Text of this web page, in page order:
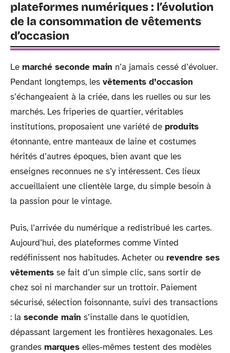
plateformes numériques : l’évolution
de la consommation de vêtements
d’occasion
Le marché seconde main n’a jamais cessé d’évoluer.
Pendant longtemps, les vêtements d’occasion
s’échangeaient à la criée, dans les ruelles ou sur les
marchés. Les friperies de quartier, véritables
institutions, proposaient une variété de produits
étonnante, entre manteaux de laine et costumes
hérités d’autres époques, bien avant que les
enseignes reconnues ne s’y intéressent. Ces lieux
accueillaient une clientèle large, du simple besoin à
la passion pour le vintage.
Puis, l’arrivée du numérique a redistribué les cartes.
Aujourd’hui, des plateformes comme Vinted
redéfinissent nos habitudes. Acheter ou revendre ses
vêtements se fait d’un simple clic, sans sortir de
chez soi ni marchander sur un trottoir. Paiement
sécurisé, sélection foisonnante, suivi des transactions
: la seconde main s’installe dans le quotidien,
dépassant largement les frontières hexagonales. Les
grandes marques elles-mêmes testent des modèles